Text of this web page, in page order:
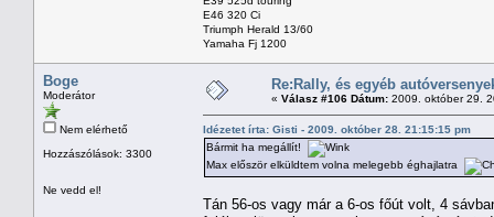
E46 320 Ci
Triumph Herald 13/60
Yamaha Fj 1200
Boge
Moderátor
Nem elérhető
Hozzászólások: 3300
Ne vedd el!
Re:Rally, és egyéb
« Válasz #106 Dátum: 2009. október 29.
Idézetet írta: Gisti - 2009. október 28. 21:15:15 pm
Bármit ha megállít!
Max először elküldtem volna melegebb éghajlatra
Tán 56-os vagy már a 6-os főút volt, 4